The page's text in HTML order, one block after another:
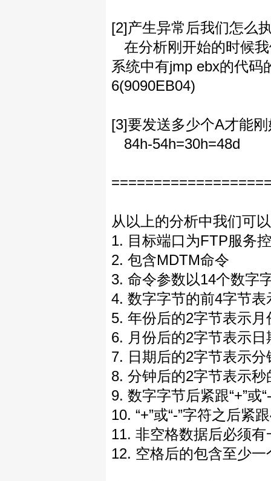
[2]产生异常后我们怎么
在分析刚开始的时候
系统中有jmp ebx的代码
6(9090EB04)
[3]要发送多少个A才能
84h-54h=30h=48d
从以上的分析中我们可
1. 目标端口为FTP服务
2. 包含MDTM命令
3. 命令参数以14个数字
4. 数字字节的前4字节
5. 年份后的2字节表示
6. 月份后的2字节表示
7. 日期后的2字节表示
8. 分钟后的2字节表示
9. 数字字节后紧跟“+”或
10. “+”或“-”字符之后紧
11. 非空格数据后必须
12. 空格后的包含至少